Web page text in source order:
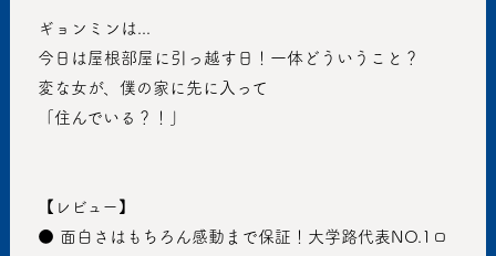
ギョンミンは...
今日は屋根部屋に引っ越す日！一体どういうこと？
変な女が、僕の家に先に入って
「住んでいる？！」
【レビュー】